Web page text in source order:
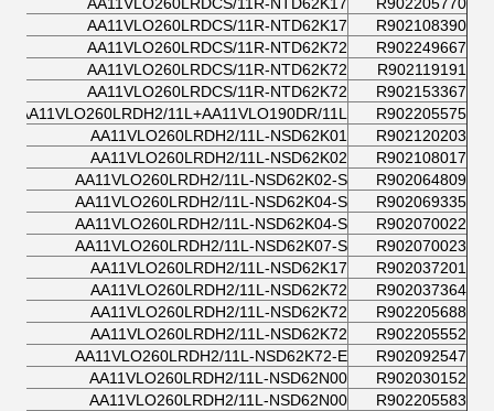
R902108390
AA11VLO260LRDCS/11R-NTD62K17
R902249667
AA11VLO260LRDCS/11R-NTD62K72
R902119191
AA11VLO260LRDCS/11R-NTD62K72
R902153367
AA11VLO260LRDCS/11R-NTD62K72
R902205575
AA11VLO260LRDH2/11L+AA11VLO190DR/11L
R902120203
AA11VLO260LRDH2/11L-NSD62K01
R902108017
AA11VLO260LRDH2/11L-NSD62K02
R902064809
AA11VLO260LRDH2/11L-NSD62K02-S
R902069335
AA11VLO260LRDH2/11L-NSD62K04-S
R902070022
AA11VLO260LRDH2/11L-NSD62K04-S
R902070023
AA11VLO260LRDH2/11L-NSD62K07-S
R902037201
AA11VLO260LRDH2/11L-NSD62K17
R902037364
AA11VLO260LRDH2/11L-NSD62K72
R902205688
AA11VLO260LRDH2/11L-NSD62K72
R902205552
AA11VLO260LRDH2/11L-NSD62K72
R902092547
AA11VLO260LRDH2/11L-NSD62K72-E
R902030152
AA11VLO260LRDH2/11L-NSD62N00
R902205583
AA11VLO260LRDH2/11L-NSD62N00